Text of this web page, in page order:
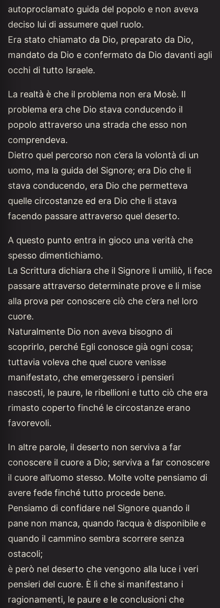
autoproclamato guida del popolo e non aveva
deciso lui di assumere quel ruolo.
Era stato chiamato da Dio, preparato da Dio,
mandato da Dio e confermato da Dio davanti agli
occhi di tutto Israele.
La realtà è che il problema non era Mosè. Il
problema era che Dio stava conducendo il
popolo attraverso una strada che esso non
comprendeva.
Dietro quel percorso non c’era la volontà di un
uomo, ma la guida del Signore; era Dio che li
stava conducendo, era Dio che permetteva
quelle circostanze ed era Dio che li stava
facendo passare attraverso quel deserto.
A questo punto entra in gioco una verità che
spesso dimentichiamo.
La Scrittura dichiara che il Signore li umiliò, li fece
passare attraverso determinate prove e li mise
alla prova per conoscere ciò che c’era nel loro
cuore.
Naturalmente Dio non aveva bisogno di
scoprirlo, perché Egli conosce già ogni cosa;
tuttavia voleva che quel cuore venisse
manifestato, che emergessero i pensieri
nascosti, le paure, le ribellioni e tutto ciò che era
rimasto coperto finché le circostanze erano
favorevoli.
In altre parole, il deserto non serviva a far
conoscere il cuore a Dio; serviva a far conoscere
il cuore all’uomo stesso. Molte volte pensiamo di
avere fede finché tutto procede bene.
Pensiamo di confidare nel Signore quando il
pane non manca, quando l’acqua è disponibile e
quando il cammino sembra scorrere senza
ostacoli;
è però nel deserto che vengono alla luce i veri
pensieri del cuore. È lì che si manifestano i
ragionamenti, le paure e le conclusioni che